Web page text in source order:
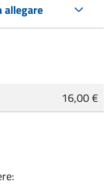
allegare
16,00 €